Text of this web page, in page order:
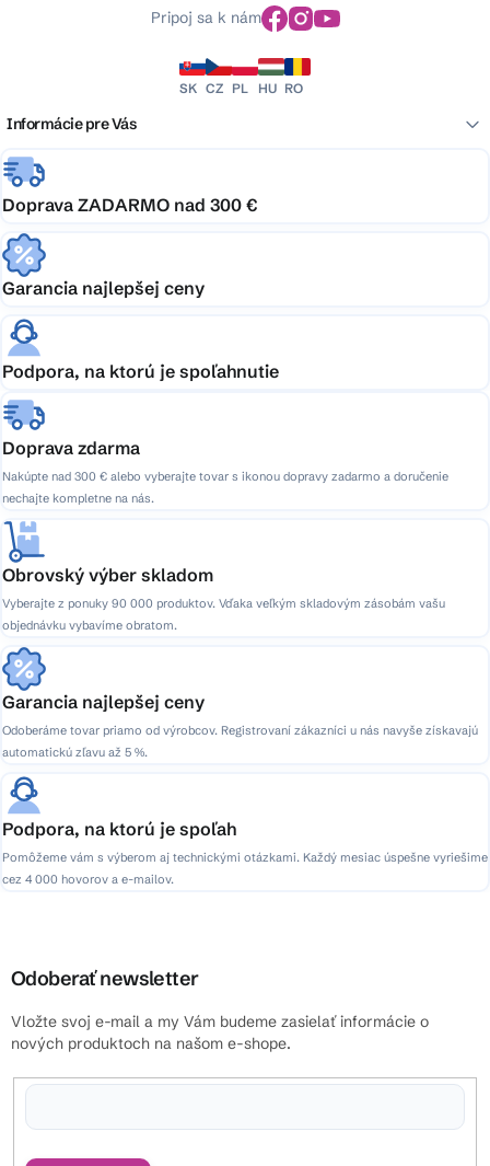
Pripoj sa k nám
SK CZ PL HU RO
Informácie pre Vás
Doprava ZADARMO nad 300 €
Garancia najlepšej ceny
Podpora, na ktorú je spoľahnutie
Doprava zdarma
Nakúpte nad 300 € alebo vyberajte tovar s ikonou dopravy zadarmo a doručenie
nechajte kompletne na nás.
Obrovský výber skladom
Vyberajte z ponuky 90 000 produktov. Vďaka veľkým skladovým zásobám vašu
objednávku vybavíme obratom.
Garancia najlepšej ceny
Odoberáme tovar priamo od výrobcov. Registrovaní zákazníci u nás navyše získavajú
automatickú zľavu až 5 %.
Podpora, na ktorú je spoľah
Pomôžeme vám s výberom aj technickými otázkami. Každý mesiac úspešne vyriešime
cez 4 000 hovorov a e-mailov.
Odoberať newsletter
Vložte svoj e-mail a my Vám budeme zasielať informácie o
nových produktoch na našom e-shope.